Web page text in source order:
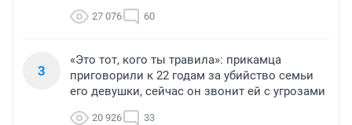
27 076 60
3
«Это тот, кого ты травила»: прикамца
приговорили к 22 годам за убийство семьи
его девушки, сейчас он звонит ей с угрозами
20 926 33